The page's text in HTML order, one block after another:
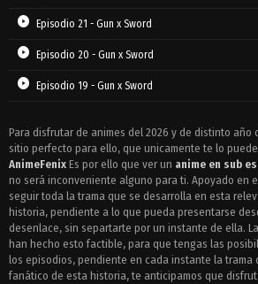
Episodio 21 - Gun x Sword
Episodio 20 - Gun x Sword
Episodio 19 - Gun x Sword
Episodio 17 - Gun x Sword
Episodio 16 - Gun x Sword
Episodio 15 - Gun x Sword
Episodio 14 - Gun x Sword
Episodio 13 - Gun x Sword
Para disfrutar de animes del 2026 y de distinto año
sitio perfecto para ello, que unicamente te lo
AnimeFenix Es por ello que ver un anime en sub
no será inconveniente alguno para ti. Apoyado en
seguir toda la trama que se desarrolla en esta
historia, pendiente a lo que pueda presentarse
desenlace, sin separtarte por un instante de ella.
han hecho esto factible, para que tengas las
los episodios, pendiente en cada instante la trama
fanático de esta historia, te anticipamos que